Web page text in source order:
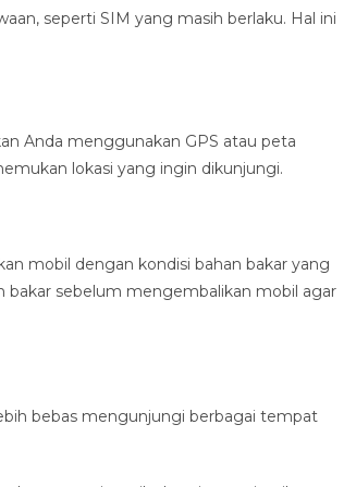
seperti SIM yang masih berlaku. Hal ini
Anda menggunakan GPS atau peta
lokasi yang ingin dikunjungi.
mobil dengan kondisi bahan bakar yang
bakar sebelum mengembalikan mobil agar
bebas mengunjungi berbagai tempat